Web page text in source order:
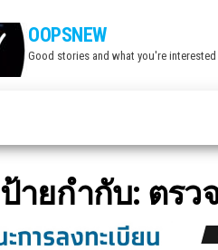
OOPSNEW
Good stories and what you're interested
ป้ายกำกับ: ตรว